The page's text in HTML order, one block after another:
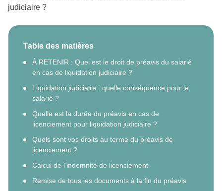
judiciaire ?
Table des matières
À RETENIR : Quel est le droit de préavis du salarié
en cas de liquidation judiciaire ?
Liquidation judiciaire : quelle conséquence pour le
salarié ?
Quelle est la durée du préavis en cas de
licenciement pour liquidation judiciaire ?
Quels sont vos droits au terme du préavis de
licenciement ?
Calcul de l’indemnité de licenciement
Remise de tous les documents à la fin du préavis